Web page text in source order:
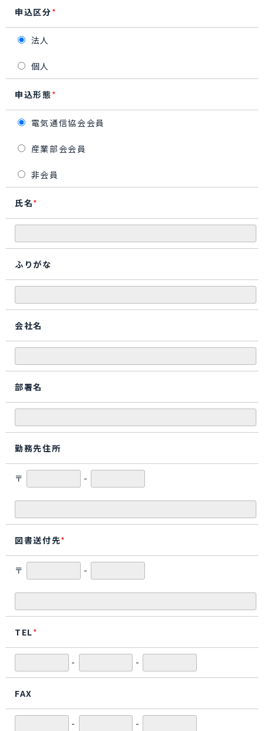
申込区分*
法人
個人
申込形態*
電気通信協会会員
産業部会会員
非会員
氏名*
ふりがな
会社名
部署名
勤務先住所
〒 -
図書送付先*
〒 -
TEL*
- -
FAX
- -